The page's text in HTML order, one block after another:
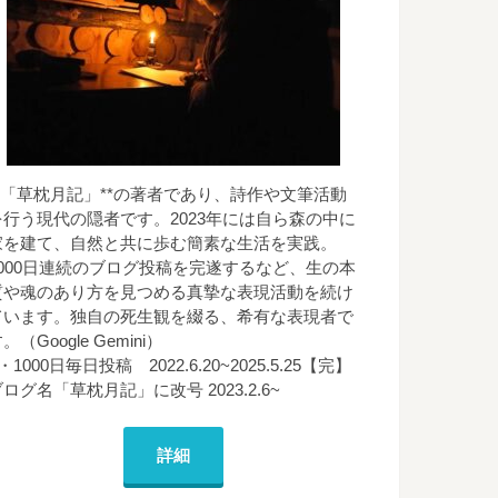
草枕月記」**の著者であり、詩作や文筆活動
行う現代の隠者です。2023年には自ら森の中に
を建て、自然と共に歩む簡素な生活を実践。
日連続のブログ投稿を完遂するなど、生の本
や魂のあり方を見つめる真摯な表現活動を続け
います。独自の死生観を綴る、希有な表現者で
（Google Gemini）
1000日毎日投稿 2022.6.20~2025.5.25【完】
ログ名「草枕月記」に改号 2023.2.6~
詳細